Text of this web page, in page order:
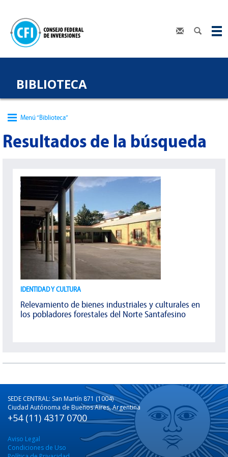
BIBLIOTECA
Menú “Biblioteca”
Resultados de la búsqueda
IDENTIDAD Y CULTURA
Relevamiento de bienes industriales y culturales en
los pobladores forestales del Norte Santafesino
SEDE CENTRAL: San Martín 871 (1004)
Ciudad Autónoma de Buenos Aires, Argentina
+54 (11) 4317 0700
Aviso Legal
Condiciones de Uso